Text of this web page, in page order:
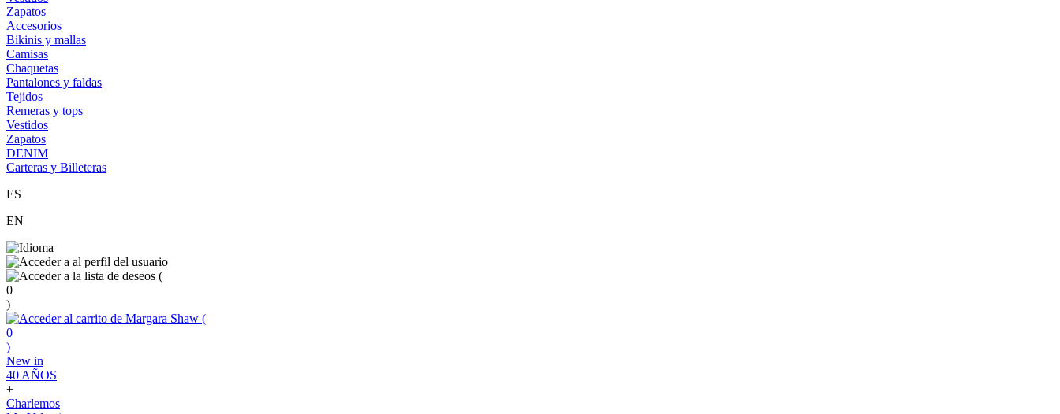
Zapatos
Accesorios
Bikinis y mallas
Camisas
Chaquetas
Pantalones y faldas
Tejidos
Remeras y tops
Vestidos
Zapatos
DENIM
Carteras y Billeteras
ES
EN
(
0
)
(
0
)
New in
40 AÑOS
+
Charlemos